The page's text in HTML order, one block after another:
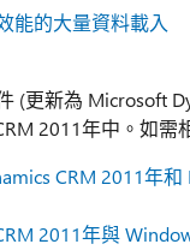
能的大量資料載入
(更新為 Microsoft
2011年中。如需
CRM 2011年
2011年與